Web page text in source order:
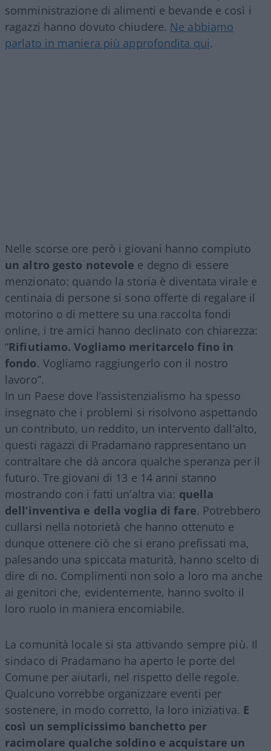
somministrazione di alimenti e bevande e così i
ragazzi hanno dovuto chiudere. Ne abbiamo
parlato in maniera più approfondita qui.
Nelle scorse ore però i giovani hanno compiuto
un altro gesto notevole e degno di essere
menzionato: quando la storia è diventata virale e
centinaia di persone si sono offerte di regalare il
motorino o di mettere su una raccolta fondi
online, i tre amici hanno declinato con chiarezza:
“Rifiutiamo. Vogliamo meritarcelo fino in
fondo. Vogliamo raggiungerlo con il nostro
lavoro”.
In un Paese dove l’assistenzialismo ha spesso
insegnato che i problemi si risolvono aspettando
un contributo, un reddito, un intervento dall’alto,
questi ragazzi di Pradamano rappresentano un
contraltare che dà ancora qualche speranza per il
futuro. Tre giovani di 13 e 14 anni stanno
mostrando con i fatti un’altra via: quella
dell’inventiva e della voglia di fare. Potrebbero
cullarsi nella notorietà che hanno ottenuto e
dunque ottenere ciò che si erano prefissati ma,
palesando una spiccata maturità, hanno scelto di
dire di no. Complimenti non solo a loro ma anche
ai genitori che, evidentemente, hanno svolto il
loro ruolo in maniera encomiabile.
La comunità locale si sta attivando sempre più. Il
sindaco di Pradamano ha aperto le porte del
Comune per aiutarli, nel rispetto delle regole.
Qualcuno vorrebbe organizzare eventi per
sostenere, in modo corretto, la loro iniziativa. E
così un semplicissimo banchetto per
racimolare qualche soldino e acquistare un